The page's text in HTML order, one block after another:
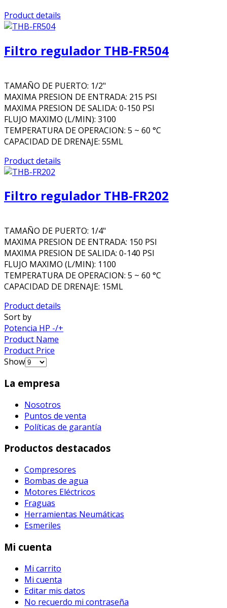
Product details
Filtro regulador THB-FR504
TAMAÑO DE PUERTO: 1/2"
MAXIMA PRESION DE ENTRADA: 215 PSI
MAXIMA PRESION DE SALIDA: 0-150 PSI
FLUJO MAXIMO (L/MIN): 3100
TEMPERATURA DE OPERACION: 5 ~ 60 °C
CAPACIDAD DE DRENAJE: 55ML
Product details
Filtro regulador THB-FR202
TAMAÑO DE PUERTO: 1/4"
MAXIMA PRESION DE ENTRADA: 150 PSI
MAXIMA PRESION DE SALIDA: 0-140 PSI
FLUJO MAXIMO (L/MIN): 1100
TEMPERATURA DE OPERACION: 5 ~ 60 °C
CAPACIDAD DE DRENAJE: 15ML
Product details
Sort by
Potencia HP -/+
Product Name
Product Price
Show
La empresa
Nosotros
Puntos de venta
Políticas de garantía
Productos destacados
Compresores
Bombas de agua
Motores Eléctricos
Fraguas
Herramientas Neumáticas
Esmeriles
Mi cuenta
Mi carrito
Mi cuenta
Editar mis datos
No recuerdo mi contraseña